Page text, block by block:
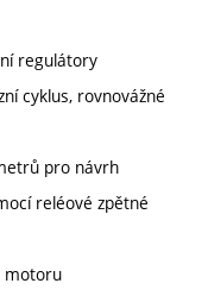
regulátory
cyklus, rovnovážné
pro návrh
reléové zpětné
motoru